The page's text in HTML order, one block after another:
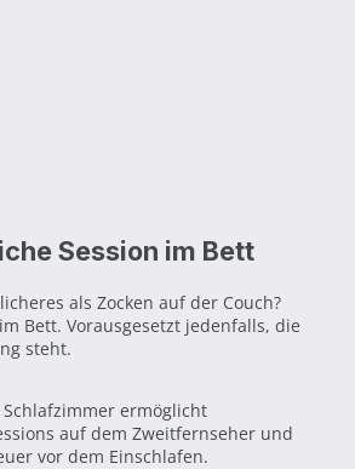
Session im Bett
als Zocken auf der Couch?
Bett. Vorausgesetzt jedenfalls, die
steht.
Schlafzimmer ermöglicht
auf dem Zweitfernseher und
vor dem Einschlafen.